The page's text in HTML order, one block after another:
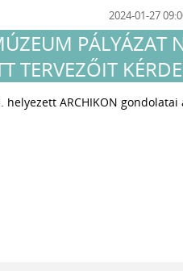
2024-01-27
PÁLYÁZAT
TERVEZŐIT
helyezett ARCHIKON gondolatai